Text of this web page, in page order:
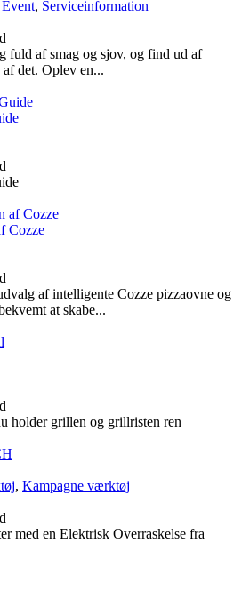
Event, Serviceinformation
fuld af smag og sjov, og find ud af
det. Oplev en...
Cozze
af intelligente Cozze pizzaovne og
at skabe...
holder grillen og grillristen ren
, Kampagne værktøj
med en Elektrisk Overraskelse fra